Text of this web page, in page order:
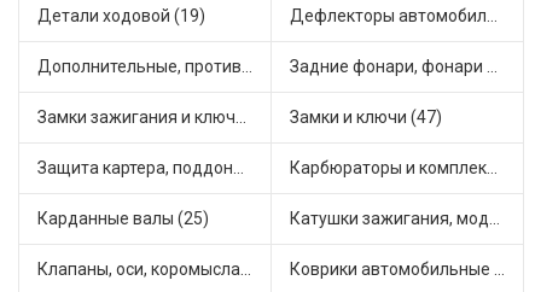
Детали ходовой (19) Дефлекторы автомобильные (2)
Дополнительные, противотуманные фары (2) Задние фонари, фонари видимости (3)
Замки зажигания и ключи (11) Замки и ключи (47)
Защита картера, поддона, КПП (3) Карбюраторы и комплектующие (20)
Карданные валы (25) Катушки зажигания, модули зажигания (3)
Клапаны, оси, коромысла (14) Коврики автомобильные (7)